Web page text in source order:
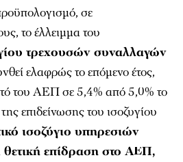
σε
το έλλειμμα του
τρεχουσών συναλλαγών
ελαφρώς το επόμενο έτος,
του ΑΕΠ σε 5,4% από 5,0% το
επιδείνωσης του ισοζυγίου
ισοζύγιο υπηρεσιών
θετική επίδραση στο ΑΕΠ,